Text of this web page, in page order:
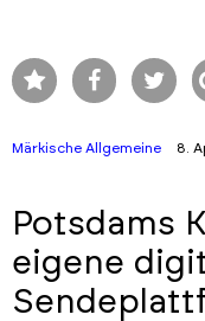
Märkische Allgemeine 8.
Potsdams
eigene